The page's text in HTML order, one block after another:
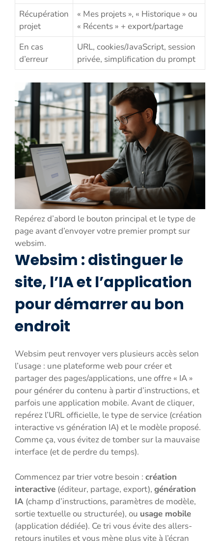
Récupération
projet
« Mes projets », « Historique » ou
« Récents » + export/partage
En cas
d’erreur
URL, cookies/JavaScript, session
privée, simplification du prompt
Repérez d’abord le bouton principal et le type de
page avant d’envoyer votre premier prompt sur
websim.
Websim : distinguer le
site, l’IA et l’application
pour démarrer au bon
endroit
Websim peut renvoyer vers plusieurs accès selon
l’usage : une plateforme web pour créer et
partager des pages/applications, une offre « IA »
pour générer du contenu à partir d’instructions, et
parfois une application mobile. Avant de cliquer,
repérez l’URL officielle, le type de service (création
interactive vs génération IA) et le modèle proposé.
Comme ça, vous évitez de tomber sur la mauvaise
interface (et de perdre du temps).
Commencez par trier votre besoin : création
interactive (éditeur, partage, export), génération
IA (champ d’instructions, paramètres de modèle,
sortie textuelle ou structurée), ou usage mobile
(application dédiée). Ce tri vous évite des allers-
retours inutiles et vous mène plus vite à l’écran